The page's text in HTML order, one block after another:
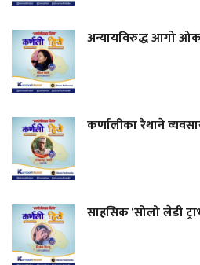
अन्यायविरुद्ध आगो
कर्णालीका रैथाने
साहसिक ‘सोलो लेडी